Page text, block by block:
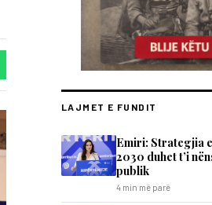
LAJMET E FUNDIT
Emiri: Strategjia
2030 duhet t’i
publik
4 min më parë